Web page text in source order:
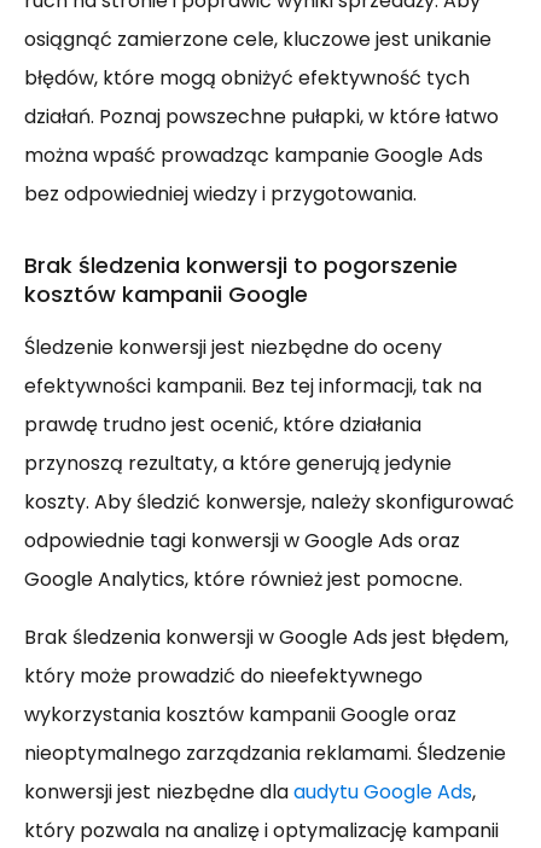
osiągnąć zamierzone cele, kluczowe jest unikanie
błędów, które mogą obniżyć efektywność tych
działań. Poznaj powszechne pułapki, w które łatwo
można wpaść prowadząc kampanie Google Ads
bez odpowiedniej wiedzy i przygotowania.
Brak śledzenia konwersji to pogorszenie
kosztów kampanii Google
Śledzenie konwersji jest niezbędne do oceny
efektywności kampanii. Bez tej informacji, tak na
prawdę trudno jest ocenić, które działania
przynoszą rezultaty, a które generują jedynie
koszty. Aby śledzić konwersje, należy skonfigurować
odpowiednie tagi konwersji w Google Ads oraz
Google Analytics, które również jest pomocne.
Brak śledzenia konwersji w Google Ads jest błędem,
który może prowadzić do nieefektywnego
wykorzystania kosztów kampanii Google oraz
nieoptymalnego zarządzania reklamami. Śledzenie
konwersji jest niezbędne dlaaudytu Google Ads,
który pozwala na analizę i optymalizację kampanii